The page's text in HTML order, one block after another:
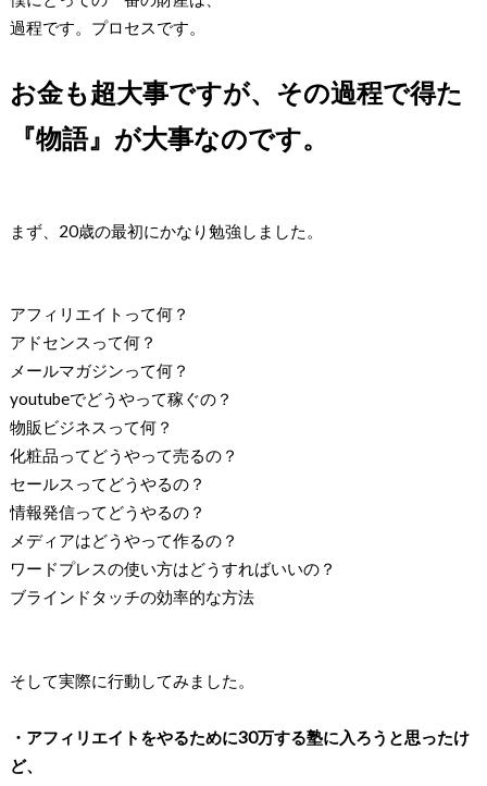
過程です。プロセスです。
お金も超大事ですが、その過程で得た
『物語』が大事なのです。
まず、20歳の最初にかなり勉強しました。
アフィリエイトって何？
アドセンスって何？
メールマガジンって何？
youtubeでどうやって稼ぐの？
物販ビジネスって何？
化粧品ってどうやって売るの？
セールスってどうやるの？
情報発信ってどうやるの？
メディアはどうやって作るの？
ワードプレスの使い方はどうすればいいの？
ブラインドタッチの効率的な方法
そして実際に行動してみました。
・アフィリエイトをやるために30万する塾に入ろうと思ったけ
ど、